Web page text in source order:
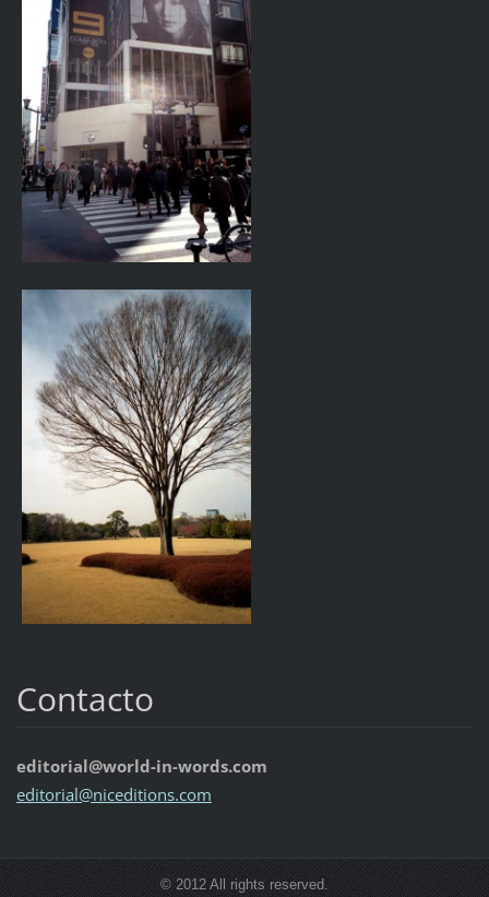
Contacto
editorial@world-in-words.com
editorial@niceditions.com
© 2012 All rights reserved.